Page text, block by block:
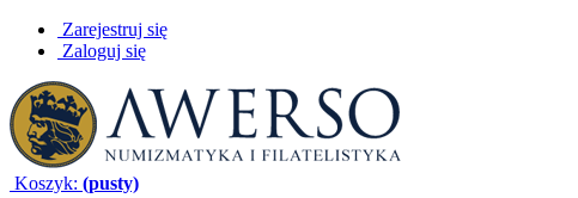
Zarejestruj się
Zaloguj się
Koszyk: (pusty)